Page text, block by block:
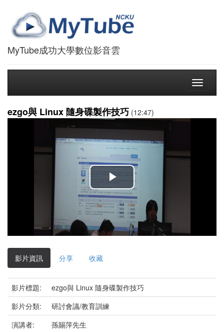
MyTube成功大學數位影音雲
Toggle
ezgo與 Linux 隨身碟製作技巧 (12:47)
播
放
影
影片資訊 分享 收藏
影片標題:
ezgo與 Linux 隨身碟製作技巧
影片分類:
研討會議/教育訓練
演講者:
孫賜萍先生